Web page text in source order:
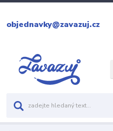
objednavky@zavazuj.cz